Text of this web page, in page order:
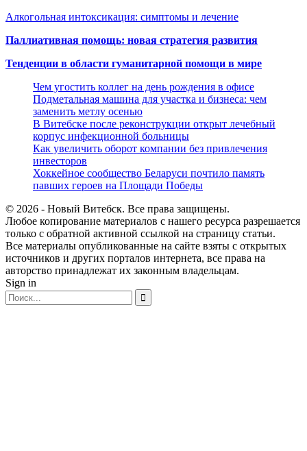
Алкогольная интоксикация: симптомы и лечение
Паллиативная помощь: новая стратегия развития
Тенденции в области гуманитарной помощи в мире
Чем угостить коллег на день рождения в офисе
Подметальная машина для участка и бизнеса: чем
заменить метлу осенью
В Витебске после реконструкции открыт лечебный
корпус инфекционной больницы
Как увеличить оборот компании без привлечения
инвесторов
Хоккейное сообщество Беларуси почтило память
павших героев на Площади Победы
© 2026 - Новый Витебск. Все права защищены.
Любое копирование материалов с нашего ресурса разрешается
только с обратной активной ссылкой на страницу статьи.
Все материалы опубликованные на сайте взяты с открытых
источников и других порталов интернета, все права на
авторство принадлежат их законным владельцам.
Sign in